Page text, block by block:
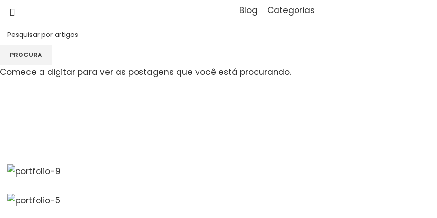
Blog Categorias
Portfolio
PROCURA
Comece a digitar para ver as postagens que você está procurando.